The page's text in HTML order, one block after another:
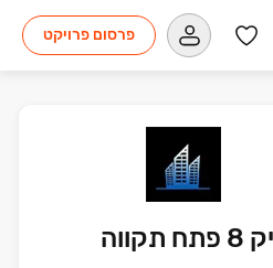
פרסום פרויקט